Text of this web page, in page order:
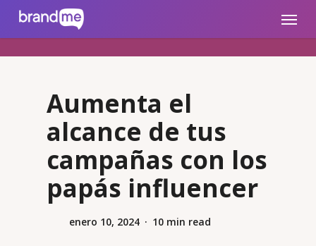
brandme.la Menu
Aumenta el
alcance de tus
campañas con los
papás influencer
enero 10, 2024 10 min read